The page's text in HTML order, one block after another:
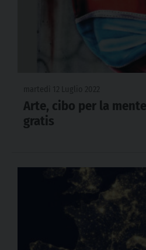
Arte, cibo per la
gratis